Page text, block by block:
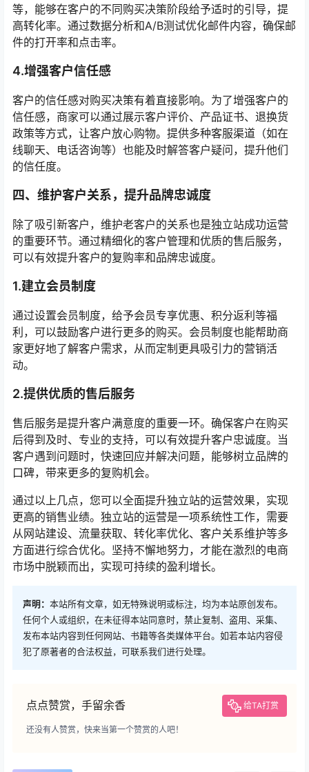
等，能够在客户的不同购买决策阶段给予适时的引导，提
高转化率。通过数据分析和A/B测试优化邮件内容，确保邮
件的打开率和点击率。
4.增强客户信任感
客户的信任感对购买决策有着直接影响。为了增强客户的
信任感，商家可以通过展示客户评价、产品证书、退换货
政策等方式，让客户放心购物。提供多种客服渠道（如在
线聊天、电话咨询等）也能及时解答客户疑问，提升他们
的信任度。
四、维护客户关系，提升品牌忠诚度
除了吸引新客户，维护老客户的关系也是独立站成功运营
的重要环节。通过精细化的客户管理和优质的售后服务，
可以有效提升客户的复购率和品牌忠诚度。
1.建立会员制度
通过设置会员制度，给予会员专享优惠、积分返利等福
利，可以鼓励客户进行更多的购买。会员制度也能帮助商
家更好地了解客户需求，从而定制更具吸引力的营销活
动。
2.提供优质的售后服务
售后服务是提升客户满意度的重要一环。确保客户在购买
后得到及时、专业的支持，可以有效提升客户忠诚度。当
客户遇到问题时，快速回应并解决问题，能够树立品牌的
口碑，带来更多的复购机会。
通过以上几点，您可以全面提升独立站的运营效果，实现
更高的销售业绩。独立站的运营是一项系统性工作，需要
从网站建设、流量获取、转化率优化、客户关系维护等多
方面进行综合优化。坚持不懈地努力，才能在激烈的电商
市场中脱颖而出，实现可持续的盈利增长。
声明： 本站所有文章，如无特殊说明或标注，均为本站原创发布。
任何个人或组织，在未征得本站同意时，禁止复制、盗用、采集、
发布本站内容到任何网站、书籍等各类媒体平台。如若本站内容侵
犯了原著者的合法权益，可联系我们进行处理。
点点赞赏，手留余香 给TA打赏
还没有人赞赏，快来当第一个赞赏的人吧！